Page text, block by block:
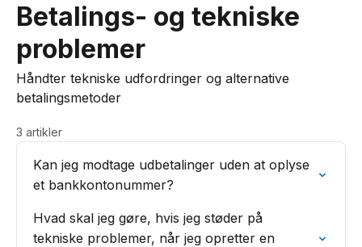
Betalings- og tekniske
problemer
Håndter tekniske udfordringer og alternative
betalingsmetoder
3 artikler
Kan jeg modtage udbetalinger uden at oplyse
et bankkontonummer?
Hvad skal jeg gøre, hvis jeg støder på
tekniske problemer, når jeg opretter en